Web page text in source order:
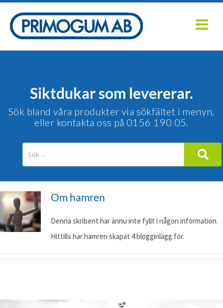
innehållet
Siktdukar som levererar.
Sök bland våra produkter via sökfältet i menyn,
eller kontakta oss på 0156 190 05.
Om hamren
Denna skribent har ännu inte fyllt i någon information.
Hittills har hamren skapat 4 blogginlägg för.